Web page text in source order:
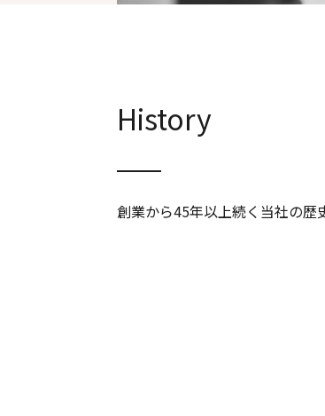
History
創業から45年以上続く当社の歴